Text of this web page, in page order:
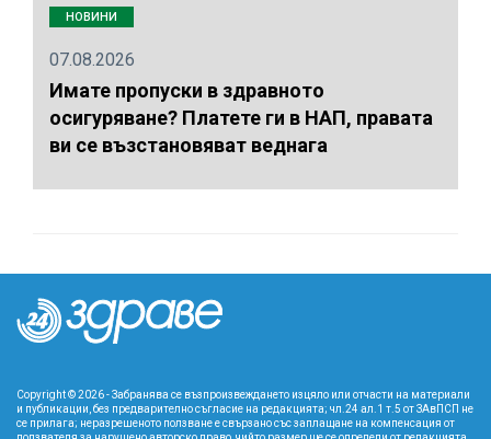
НОВИНИ
07.08.2026
Имате пропуски в здравното
осигуряване? Платете ги в НАП, правата
ви се възстановяват веднага
Copyright © 2026 - Забранява се възпроизвеждането изцяло или отчасти на материали
и публикации, без предварително съгласие на редакцията; чл.24 ал.1 т.5 от ЗАвПСП не
се прилага; неразрешеното ползване е свързано със заплащане на компенсация от